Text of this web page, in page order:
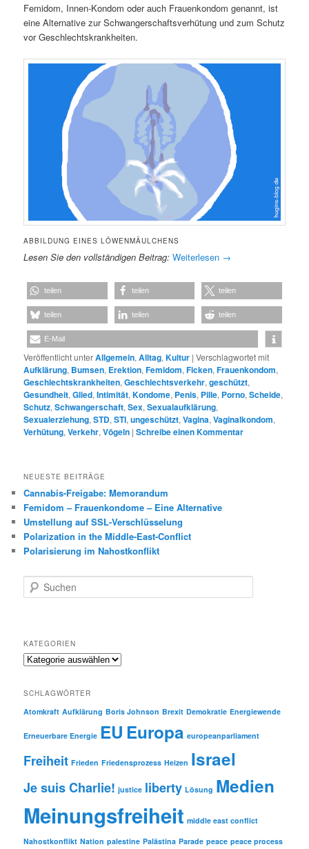
Femidom, Innen-Kondom oder auch Frauenkondom genannt, ist
eine Alternative zur Schwangerschaftsverhütung und zum Schutz
vor Geschlechtskrankheiten.
ABBILDUNG EINES LÖWENMÄULCHENS
Lesen Sie den vollständigen Beitrag:Weiterlesen →
teilen teilen teilen
teilen teilen teilen
E-Mail
Veröffentlicht unterAllgemein,Alltag,Kultur |Verschlagwortet mit
Aufklärung, Bumsen, Erektion,Femidom,Ficken,Frauenkondom,
Geschlechtskrankheiten,Geschlechtsverkehr,geschützt,
Gesundheit,Glied,Intimität,Kondome, Penis, Pille, Porno,Scheide,
Schutz,Schwangerschaft,Sex,Sexualaufklärung,
Sexualerziehung,STD,STI,ungeschützt,Vagina,Vaginalkondom,
Verhütung,Verkehr,Vögeln |Schreibe einen Kommentar
NEUESTE BEITRÄGE
Cannabis-Freigabe: Memorandum
Femidom – Frauenkondome – Eine Alternative
Umstellung auf SSL-Verschlüsselung
Polarization in the Middle-East-Conflict
Polarisierung im Nahostkonflikt
u
n
KATEGORIEN
Kategorien
SCHLAGWÖRTER
Atomkraft Aufklärung Boris Johnson Brexit Demokratie Energiewende
Erneuerbare Energie EU Europa europeanparliament
Freiheit Frieden Friedensprozess Heizen Israel
Je suis Charlie! justice liberty Lösung Medien
Meinungsfreiheit middle east conflict
Nahostkonflikt Nation palestine Palästina Parade peace peace process